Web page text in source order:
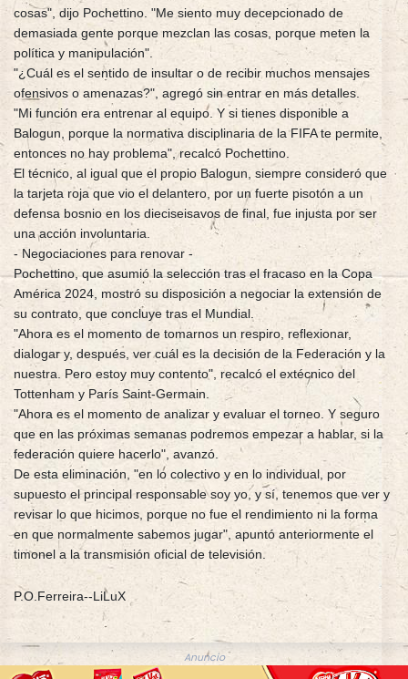
cosas", dijo Pochettino. "Me siento muy decepcionado de
demasiada gente porque mezclan las cosas, porque meten la
política y manipulación".
"¿Cuál es el sentido de insultar o de recibir muchos mensajes
ofensivos o amenazas?", agregó sin entrar en más detalles.
"Mi función era entrenar al equipo. Y si tienes disponible a
Balogun, porque la normativa disciplinaria de la FIFA te permite,
entonces no hay problema", recalcó Pochettino.
El técnico, al igual que el propio Balogun, siempre consideró que
la tarjeta roja que vio el delantero, por un fuerte pisotón a un
defensa bosnio en los dieciseisavos de final, fue injusta por ser
una acción involuntaria.
- Negociaciones para renovar -
Pochettino, que asumió la selección tras el fracaso en la Copa
América 2024, mostró su disposición a negociar la extensión de
su contrato, que concluye tras el Mundial.
"Ahora es el momento de tomarnos un respiro, reflexionar,
dialogar y, después, ver cuál es la decisión de la Federación y la
nuestra. Pero estoy muy contento", recalcó el extécnico del
Tottenham y París Saint-Germain.
"Ahora es el momento de analizar y evaluar el torneo. Y seguro
que en las próximas semanas podremos empezar a hablar, si la
federación quiere hacerlo", avanzó.
De esta eliminación, "en lo colectivo y en lo individual, por
supuesto el principal responsable soy yo, y sí, tenemos que ver y
revisar lo que hicimos, porque no fue el rendimiento ni la forma
en que normalmente sabemos jugar", apuntó anteriormente el
timonel a la transmisión oficial de televisión.
P.O.Ferreira--LiLuX
Anuncio